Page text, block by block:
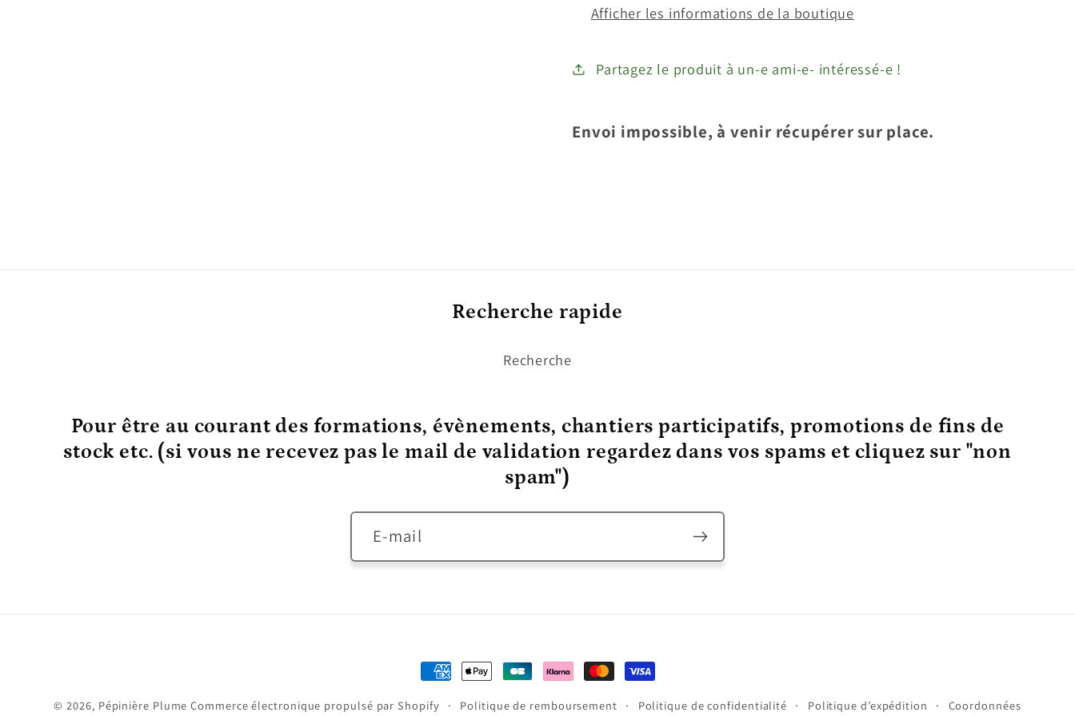
Afficher les informations de la boutique
Partagez le produit à un-e ami-e- intéressé-e !
Envoi impossible, à venir récupérer sur place.
Recherche rapide
Recherche
Pour être au courantdes formations, évènements, chantiers participatifs, promotions de fins de
stock etc. (si vous ne recevez pas le mail de validation regardez dans vos spams et cliquez sur "non
spam")
E-mail
Moyens
de
© 2026, Pépinière Plume Commerce électronique propulsé par Shopify Politique de remboursement Politique de confidentialité Politique d’expédition Coordonnées